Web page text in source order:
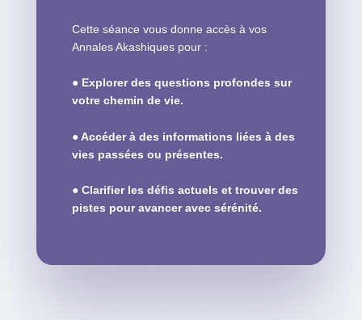
Cette séance vous donne accès à vos
Annales Akashiques pour :
●Explorer des questions profondes sur
votre chemin de vie.
● Accéder à des informations liées à des
vies passées ou présentes.
● Clarifier les défis actuels et trouver des
pistes pour avancer avec sérénité.